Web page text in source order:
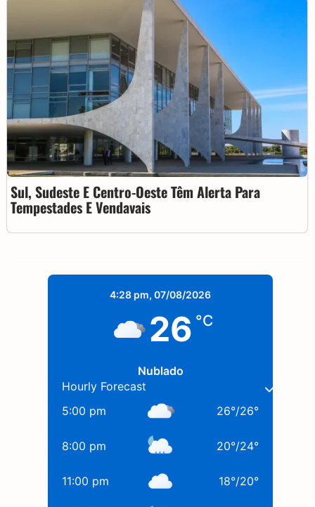
Sul, Sudeste E Centro-Oeste Têm Alerta Para
Tempestades E Vendavais
4:28 pm, 07/08/2026
26 °C
Nublado
Hourly Forecast
5:00 pm
26°/26°
8:00 pm 20°/24°
11:00 pm 18°/20°